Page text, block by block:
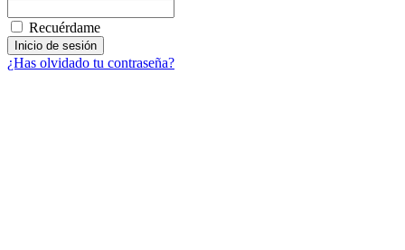
Recuérdame
¿Has olvidado tu contraseña?